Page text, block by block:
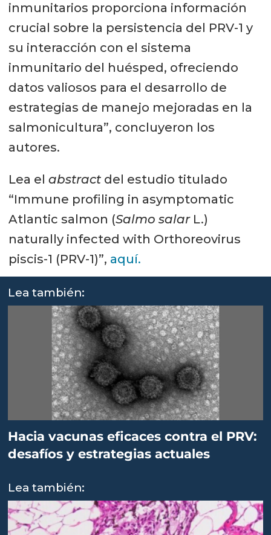
inmunitarios proporciona información
crucial sobre la persistencia del PRV-1 y
su interacción con el sistema
inmunitario del huésped, ofreciendo
datos valiosos para el desarrollo de
estrategias de manejo mejoradas en la
salmonicultura”, concluyeron los
autores.
Lea el abstractdel estudio titulado
“Immune profiling in asymptomatic
Atlantic salmon (Salmo salarL.)
naturally infected with Orthoreovirus
piscis-1 (PRV-1)”, aquí.
Lea también:
Hacia vacunas eficaces contra el PRV:
desafíos y estrategias actuales
Lea también: